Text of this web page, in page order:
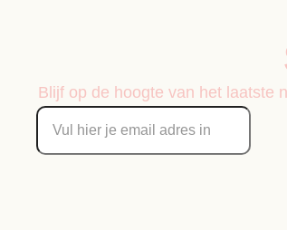
Blijf op de hoogte van het laatste